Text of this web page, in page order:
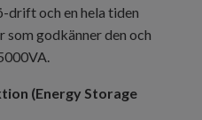
drift och en hela tiden
som godkänner den och
(Energy Storage